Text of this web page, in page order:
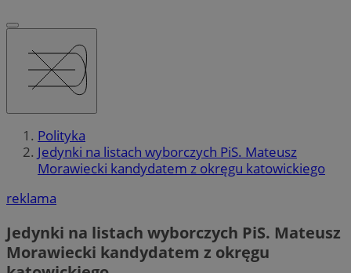
Polityka
Jedynki na listach wyborczych PiS. Mateusz
Morawiecki kandydatem z okręgu katowickiego
reklama
Jedynki na listach wyborczych PiS. Mateusz
Morawiecki kandydatem z okręgu